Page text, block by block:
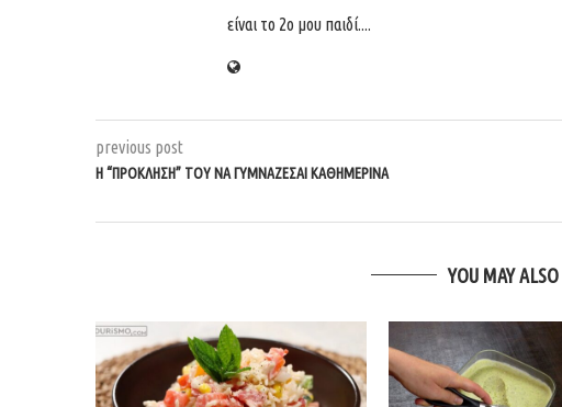
είναι το 2ο μου παιδί....
previous post
Η “ΠΡΌΚΛΗΣΗ” ΤΟΥ ΝΑ ΓΥΜΝΆΖΕΣΑΙ ΚΑΘΗΜΕΡΙΝΆ
YOU MAY